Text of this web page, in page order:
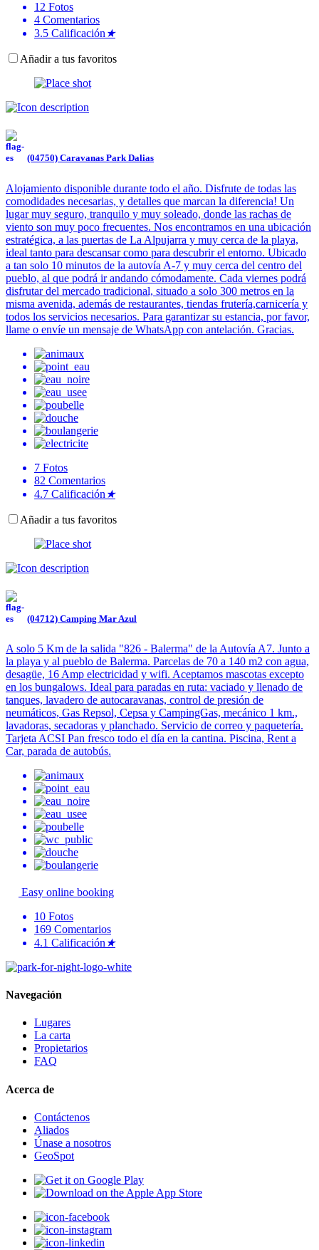
12 Fotos
4 Comentarios
3.5 Calificación ★
Añadir a tus favoritos
(04750) Caravanas Park Dalias
Alojamiento disponible durante todo el año. Disfrute de todas las
comodidades necesarias, y detalles que marcan la diferencia! Un
lugar muy seguro, tranquilo y muy soleado, donde las rachas de
viento son muy poco frecuentes. Nos encontramos en una ubicación
estratégica, a las puertas de La Alpujarra y muy cerca de la playa,
ideal tanto para descansar como para descubrir el entorno. Ubicado
a tan solo 10 minutos de la autovía A-7 y muy cerca del centro del
pueblo, al que podrá ir andando cómodamente. Cada viernes podrá
disfrutar del mercado tradicional, situado a solo 300 metros en la
misma avenida, además de restaurantes, tiendas frutería,carnicería y
todos los servicios necesarios. Para garantizar su estancia, por favor,
llame o envíe un mensaje de WhatsApp con antelación. Gracias.
7 Fotos
82 Comentarios
4.7 Calificación ★
Añadir a tus favoritos
(04712) Camping Mar Azul
A solo 5 Km de la salida "826 - Balerma" de la Autovía A7. Junto a
la playa y al pueblo de Balerma. Parcelas de 70 a 140 m2 con agua,
desagüe, 16 Amp electricidad y wifi. Aceptamos mascotas excepto
en los bungalows. Ideal para paradas en ruta: vaciado y llenado de
tanques, lavadero de autocaravanas, control de presión de
neumáticos, Gas Repsol, Cepsa y CampingGas, mecánico 1 km.,
lavadoras, secadoras y planchado. Servicio de correo y paquetería.
Tarjeta ACSI Pan fresco todo el día en la cantina. Piscina, Rent a
Car, parada de autobús.
Easy online booking
10 Fotos
169 Comentarios
4.1 Calificación ★
Navegación
Lugares
La carta
Propietarios
FAQ
Acerca de
Contáctenos
Aliados
Únase a nosotros
GeoSpot